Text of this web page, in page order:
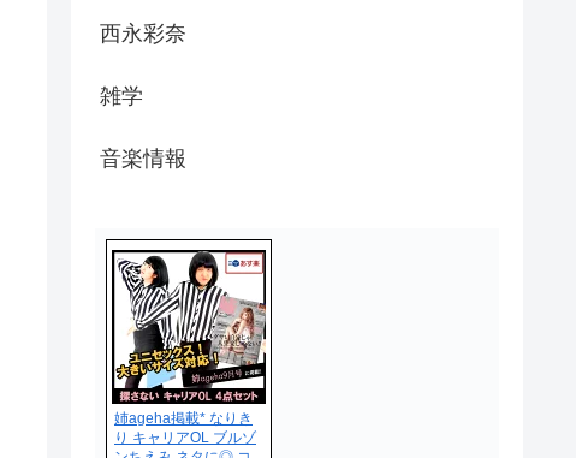
西永彩奈
雑学
音楽情報
姉ageha掲載* なりき
り キャリアOL ブルゾ